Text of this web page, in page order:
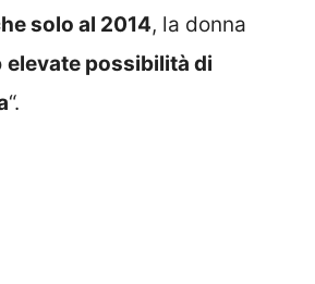
solo al 2014, la donna
elevate possibilità di
“.